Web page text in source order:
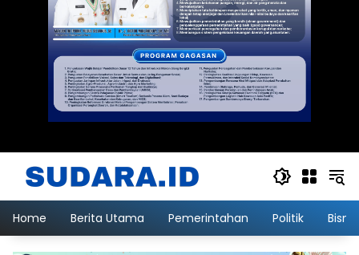
Home Berita Utama Pemerintahan Politik